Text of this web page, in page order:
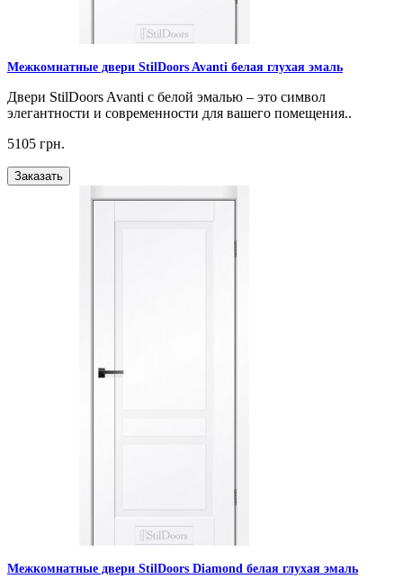
Межкомнатные двери StilDoors Avanti белая глухая эмаль
Двери StilDoors Avanti с белой эмалью – это символ
элегантности и современности для вашего помещения..
5105 грн.
Заказать
Межкомнатные двери StilDoors Diamond белая глухая эмаль